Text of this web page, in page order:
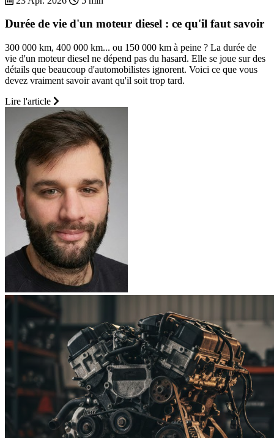
Durée de vie d'un moteur diesel : ce qu'il faut savoir
300 000 km, 400 000 km... ou 150 000 km à peine ? La durée de
vie d'un moteur diesel ne dépend pas du hasard. Elle se joue sur des
détails que beaucoup d'automobilistes ignorent. Voici ce que vous
devez vraiment savoir avant qu'il soit trop tard.
Lire l'article